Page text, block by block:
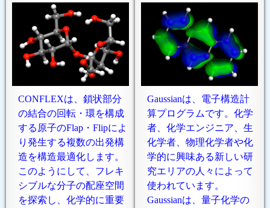
CONFLEXは、鎖状部分
の結合の回転・環を構成
する原子のFlap・Flipによ
り発生する複数の出発構
造を構造最適化します。
このようにして、フレキ
シブルな分子の配座空間
を探索し、化学的に重要
Gaussianは、電子構造計
算プログラムです。化学
者、化学エンジニア、生
化学者、物理化学者や化
学的に興味ある新しい研
究エリアの人々によって
使われています。
Gaussianは、量子化学の